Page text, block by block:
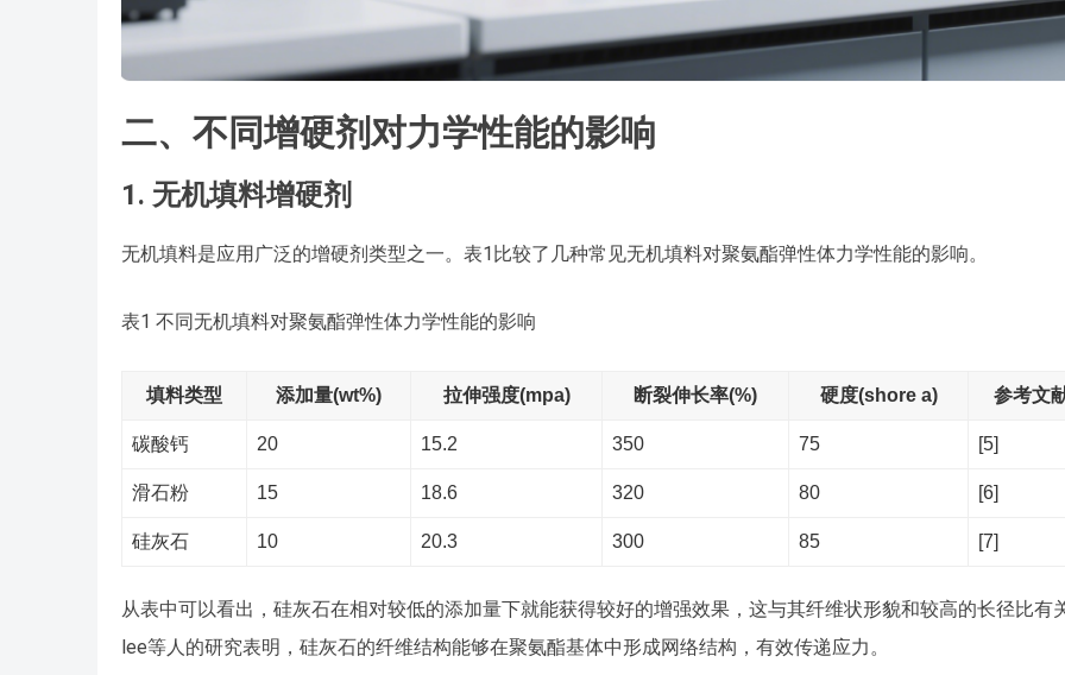
二、不同增硬剂对力学性能的影响
1. 无机填料增硬剂
无机填料是应用广泛的增硬剂类型之一。表1比较了几种常见无机填料对聚氨酯弹性体力学性能的影响。
表1 不同无机填料对聚氨酯弹性体力学性能的影响
填料类型 添加量(wt%) 拉伸强度(mpa) 断裂伸长率(%) 硬度(shore a) 参考文
碳酸钙 20 15.2 350 75 [5]
滑石粉 15 18.6 320 80 [6]
硅灰石 10 20.3 300 85 [7]
从表中可以看出，硅灰石在相对较低的添加量下就能获得较好的增强效果，这与其纤维状形貌和较高的长径比有
lee等人的研究表明，硅灰石的纤维结构能够在聚氨酯基体中形成网络结构，有效传递应力。